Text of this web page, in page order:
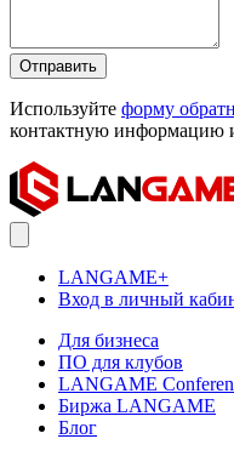
Отправить
Используйте форму
контактную информацию
LANGAME+
Вход в личный
Для бизнеса
ПО для клубов
LANGAME
Биржа LANGAME
Блог